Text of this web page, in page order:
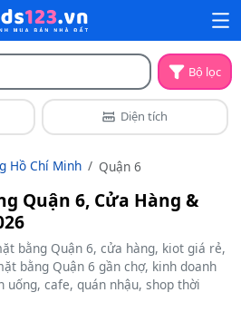
Bộ lọc
Diện tích
Hồ Chí Minh Quận 6
Quận 6, Cửa Hàng &
bằng Quận 6, cửa hàng, kiot giá rẻ,
bằng Quận 6 gần chợ, kinh doanh
uống, cafe, quán nhậu, shop thời